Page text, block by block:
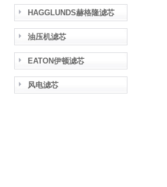
HAGGLUNDS赫格隆滤芯
油压机滤芯
EATON伊顿滤芯
风电滤芯